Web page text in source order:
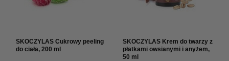
SKOCZYLAS Cukrowy peeling
do ciała, 200 ml
SKOCZYLAS Krem do twarzy z
płatkami owsianymi i anyżem,
50 ml